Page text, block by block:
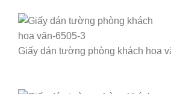
Giấy dán tường phòng khách hoa